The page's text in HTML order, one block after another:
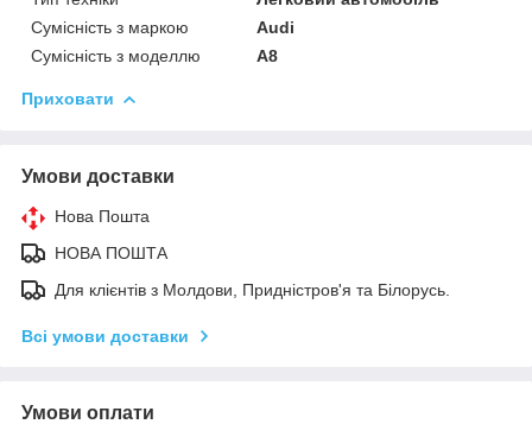
Сумісність з маркою
Audi
Сумісність з моделлю
A8
Приховати
Умови доставки
Нова Пошта
НОВА ПОШТА
Для клієнтів з Молдови, Придністров'я та Білорусь.
Всі умови доставки
Умови оплати